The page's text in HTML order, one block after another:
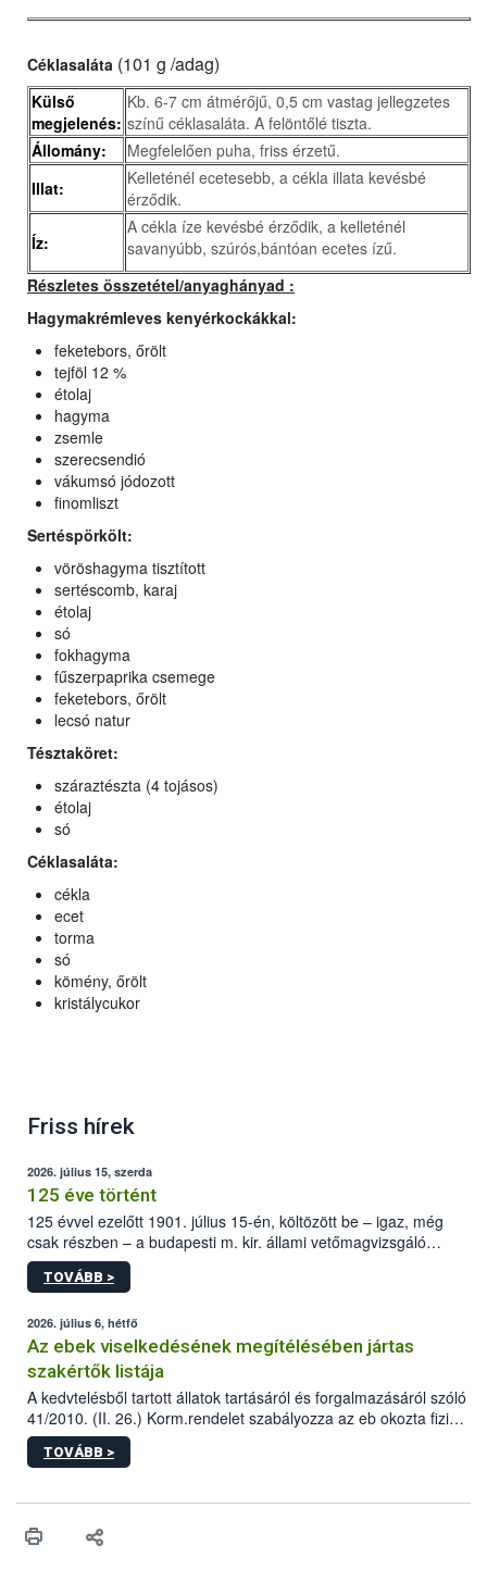
Céklasaláta (101 g /adag)
Külső
megjelenés:
Kb. 6-7 cm átmérőjű, 0,5 cm vastag jellegzetes
színű céklasaláta. A felöntőlé tiszta.
Állomány:
Megfelelően puha, friss érzetű.
Illat:
Kelleténél ecetesebb, a cékla illata kevésbé
érződik.
Íz:
A cékla íze kevésbé érződik, a kelleténél
savanyúbb, szúrós,bántóan ecetes ízű.
Részletes összetétel/anyaghányad :
Hagymakrémleves kenyérkockákkal:
feketebors, őrölt
tejföl 12 %
étolaj
hagyma
zsemle
szerecsendió
vákumsó jódozott
finomliszt
Sertéspörkölt:
vöröshagyma tisztított
sertéscomb, karaj
étolaj
só
fokhagyma
fűszerpaprika csemege
feketebors, őrölt
lecsó natur
Tésztaköret:
száraztészta (4 tojásos)
étolaj
só
Céklasaláta:
cékla
ecet
torma
só
kömény, őrölt
kristálycukor
Friss hírek
2026. július 15, szerda
125 éve történt
125 évvel ezelőtt 1901. július 15-én, költözött be – igaz, még
csak részben – a budapesti m. kir. állami vetőmagvizsgáló
állomás a Kis Rókus utca 15. szám alatti, Czigler Győző által
tervezett új épületébe.
TOVÁBB >
2026. július 6, hétfő
Az ebek viselkedésének megítélésében jártas
szakértők listája
A kedvtelésből tartott állatok tartásáról és forgalmazásáról szóló
41/2010. (II. 26.) Korm.rendelet szabályozza az eb okozta fizikai
sérülés, illetve ennek veszélye keletkezésekor felmerülő
hatósági feladatokat, valamint a veszélyes eb tartását és annak
vonni az ebek viselkedésének megítélésében jártas szakértőt.
TOVÁBB >